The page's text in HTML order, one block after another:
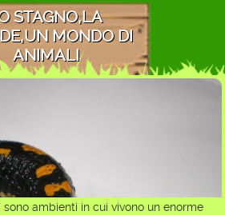
STAGNO,LA
MONDO DI
ANIMALI
sono ambienti in cui vivono un enorme